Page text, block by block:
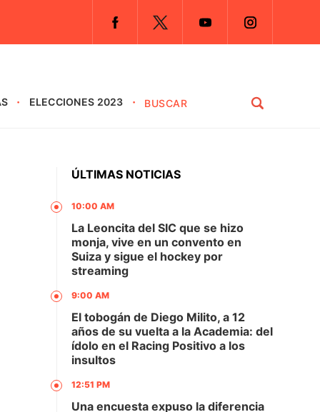
ELECCIONES 2023
ÚLTIMAS NOTICIAS
10:00 AM
La Leoncita del SIC que se hizo
monja, vive en un convento en
Suiza y sigue el hockey por
streaming
9:00 AM
El tobogán de Diego Milito, a 12
años de su vuelta a la Academia: del
ídolo en el Racing Positivo a los
insultos
12:51 PM
Una encuesta expuso la diferencia